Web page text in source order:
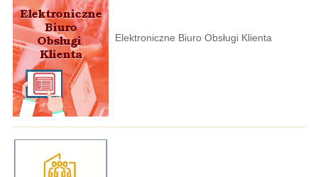
Elektroniczne Biuro Obsługi Klienta